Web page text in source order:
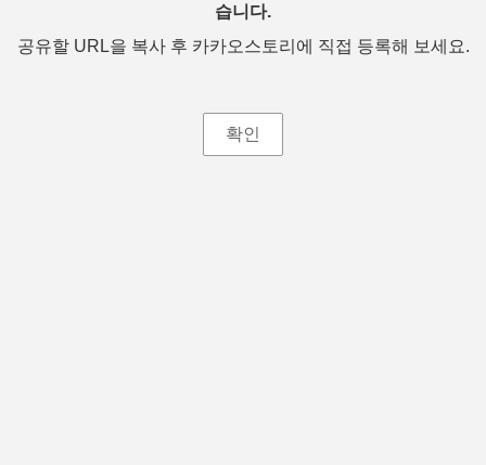
습니다.
공유할 URL을 복사 후 카카오스토리에 직접 등록해 보세요.
확인